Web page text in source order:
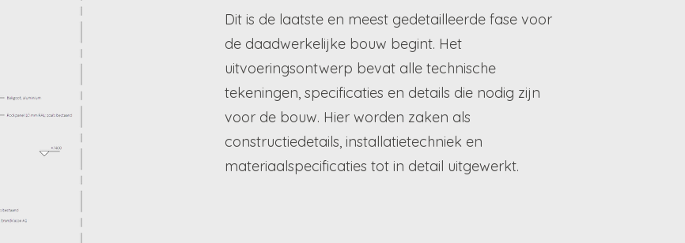
Dit is de laatste en meest gedetailleerde fase voor
de daadwerkelijke bouw begint. Het
uitvoeringsontwerp bevat alle technische
tekeningen, specificaties en details die nodig zijn
voor de bouw. Hier worden zaken als
constructiedetails, installatietechniek en
materiaalspecificaties tot in detail uitgewerkt.